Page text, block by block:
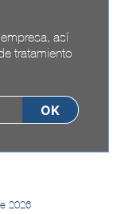
así
tratamiento
2026